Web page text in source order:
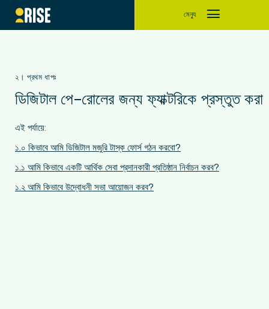
মেন্যু
২। প্রথম ধাপঃ
ডিজিটাল পে-রোলের জন্য ফ্যাক্টরিকে প্রস্তুত করা
এই পর্যায়ে:
১.০ কিভাবে আমি ডিজিটাল মজুরি টাস্ক ফোর্স গঠন করবো?
১.১ আমি কিভাবে একটি আর্থিক সেবা প্রদানকারী প্রতিষ্ঠান নির্বাচন করব?
১.২ আমি কিভাবে উদ্বোধনী সভা আয়োজন করব?